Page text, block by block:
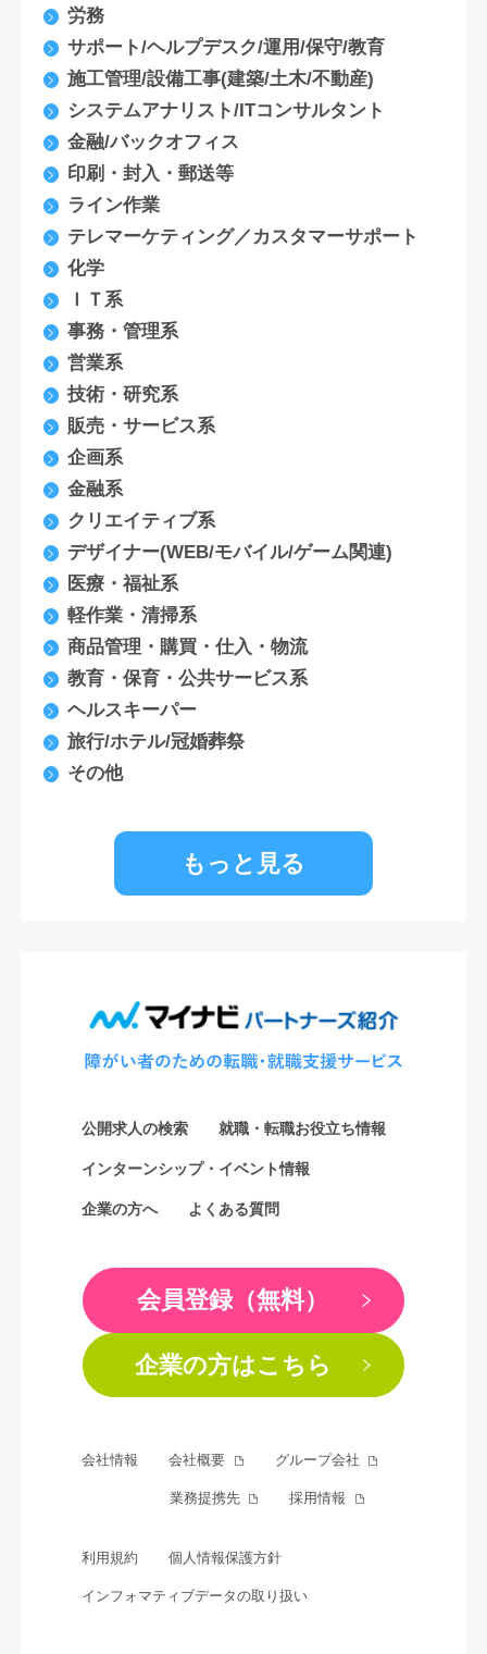
労務
サポート/ヘルプデスク/運用/保守/教育
施工管理/設備工事(建築/土木/不動産)
システムアナリスト/ITコンサルタント
金融/バックオフィス
印刷・封入・郵送等
ライン作業
テレマーケティング／カスタマーサポート
化学
ＩＴ系
事務・管理系
営業系
技術・研究系
販売・サービス系
企画系
金融系
クリエイティブ系
デザイナー(WEB/モバイル/ゲーム関連)
医療・福祉系
軽作業・清掃系
商品管理・購買・仕入・物流
教育・保育・公共サービス系
ヘルスキーパー
旅行/ホテル/冠婚葬祭
その他
もっと見る
公開求人の検索 就職・転職お役立ち情報
インターンシップ・イベント情報
企業の方へ よくある質問
会員登録（無料）
企業の方はこちら
会社情報 会社概要 グループ会社
業務提携先 採用情報
利用規約 個人情報保護方針
インフォマティブデータの取り扱い